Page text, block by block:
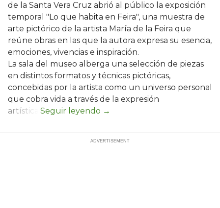
de la Santa Vera Cruz abrió al público la exposición
temporal "Lo que habita en Feira", una muestra de
arte pictórico de la artista María de la Feira que
reúne obras en las que la autora expresa su esencia,
emociones, vivencias e inspiración.
La sala del museo alberga una selección de piezas
en distintos formatos y técnicas pictóricas,
concebidas por la artista como un universo personal
que cobra vida a través de la expresión
artística.